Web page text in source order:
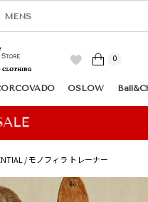
MENS
0
OSLOW
/ モノフィラ トレーナー